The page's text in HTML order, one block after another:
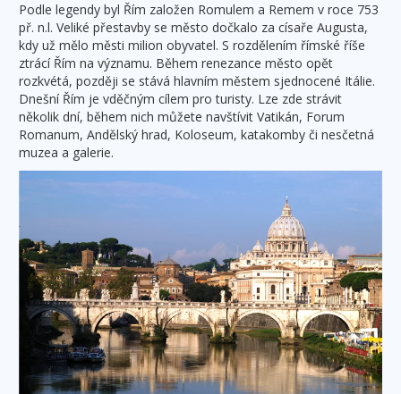
Podle legendy byl Řím založen Romulem a Remem v roce 753
př. n.l. Veliké přestavby se město dočkalo za císaře Augusta,
kdy už mělo městi milion obyvatel. S rozdělením římské říše
ztrácí Řím na významu. Během renezance město opět
rozkvétá, později se stává hlavním městem sjednocené Itálie.
Dnešní Řím je vděčným cílem pro turisty. Lze zde strávit
několik dní, během nich můžete navštívit Vatikán, Forum
Romanum, Andělský hrad, Koloseum, katakomby či nesčetná
muzea a galerie.